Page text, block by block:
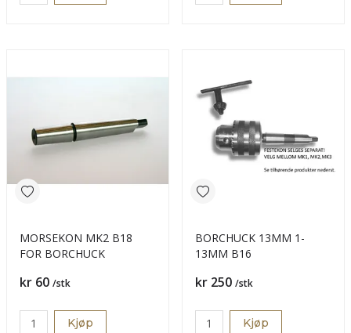
MORSEKON MK2 B18
FOR BORCHUCK
Pris
kr 60 /stk
Kjøp
BORCHUCK 13MM 1-
13MM B16
Pris
kr 250 /stk
Kjøp